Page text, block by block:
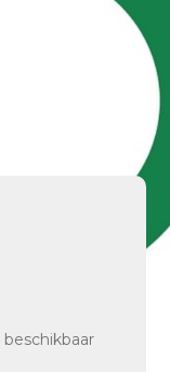
beschikbaar